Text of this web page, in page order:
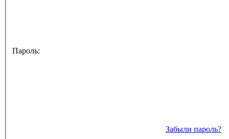
Пароль:
Забыли пароль?